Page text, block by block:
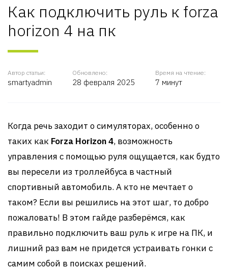
Как подключить руль к forza
horizon 4 на пк
Автор статьи:
smartyadmin
Обновлено:
28 февраля 2025
Время на чтение:
7 минут
Когда речь заходит о симуляторах, особенно о
таких как Forza Horizon 4, возможность
управления с помощью руля ощущается, как будто
вы пересели из троллейбуса в частный
спортивный автомобиль. А кто не мечтает о
таком? Если вы решились на этот шаг, то добро
пожаловать! В этом гайде разберёмся, как
правильно подключить ваш руль к игре на ПК, и
лишний раз вам не придется устраивать гонки с
самим собой в поисках решений.